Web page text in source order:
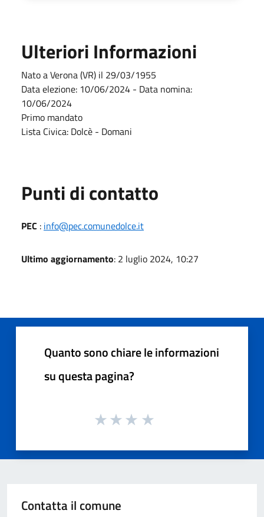
Ulteriori Informazioni
Nato a Verona (VR) il 29/03/1955
Data elezione: 10/06/2024 - Data nomina:
10/06/2024
Primo mandato
Lista Civica: Dolcè - Domani
Punti di contatto
PEC : info@pec.comunedolce.it
Ultimo aggiornamento: 2 luglio 2024, 10:27
Quanto sono chiare le informazioni
su questa pagina?
Contatta il comune